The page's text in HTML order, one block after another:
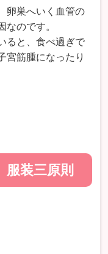
卵巣へいく血管の
なのです。
ると、食べ過ぎで
宮筋腫になったり
装三原則